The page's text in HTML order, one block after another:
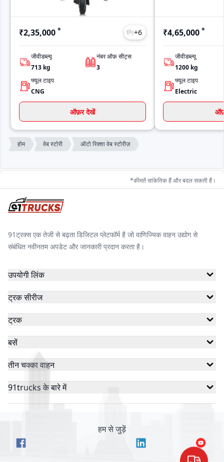
₹2,35,000 * +6
जीवीडब्ल्यू
713 kg
नंबर ऑफ़ सीट्स
3
फ्यूल टाइप
CNG
ऑफ़र देखें
₹4,65,000 *
जीवीडब्ल्यू
1200 kg
फ्यूल टाइप
Electric
होम वेब स्टोरी ऑटो रिक्शा वेब स्टोरीज़
*कीमतें सांकेतिक हैं और बदल सकती हैं।
91ट्रक्स एक तेजी से बढ़ता डिजिटल प्लेटफॉर्म है जो वाणिज्यिक वाहन उद्योग से
संबंधित नवीनतम अपडेट और जानकारी प्रदान करता है।
उपयोगी लिंक
ट्रक सीरीज
ट्रक
बसें
तीन चक्का वाहन
91trucks के बारे में
हम से जुड़ें